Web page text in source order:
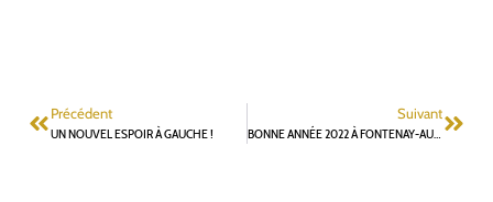
Précédent
UN NOUVEL ESPOIR À GAUCHE !
Suivant
BONNE ANNÉE 2022 À FONTENAY-AUX-ROSES !